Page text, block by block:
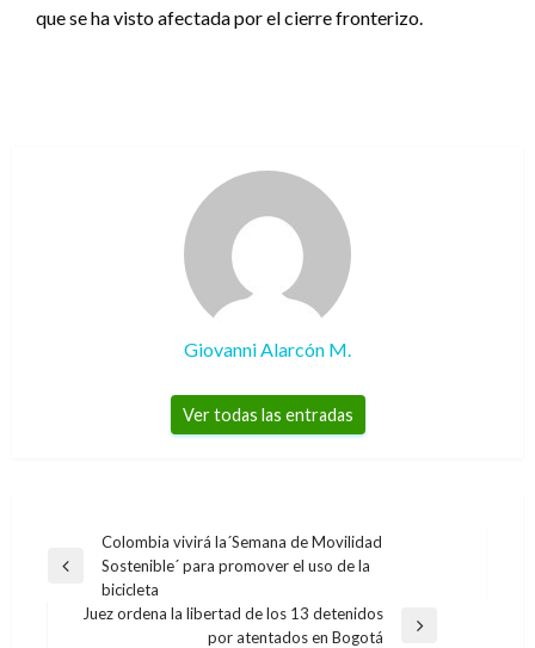
que se ha visto afectada por el cierre fronterizo.
Giovanni Alarcón M.
Ver todas las entradas
Navegación
de
entradas
Entrada
anterior
Colombia vivirá la´Semana de Movilidad
Sostenible´ para promover el uso de la
bicicleta
Juez ordena la libertad de los 13 detenidos
por atentados en Bogotá